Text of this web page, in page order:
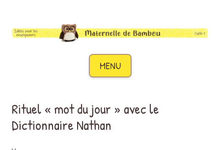
MENU
Aller au contenu
Rituel « mot du jour » avec le
Dictionnaire Nathan